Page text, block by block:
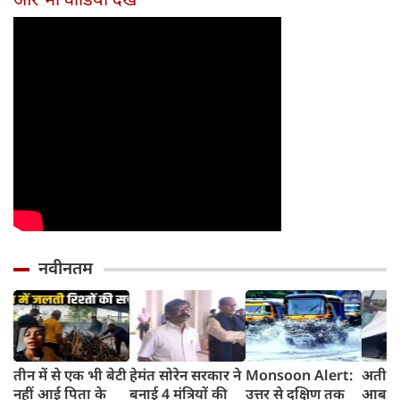
आएगा Konarc
का वीडियो
नवीनतम
तीन में से एक भी बेटी
नहीं आई पिता के
हेमंत सोरेन सरकार ने
बनाई 4 मंत्रियों की
Monsoon Alert:
उत्तर से दक्षिण तक